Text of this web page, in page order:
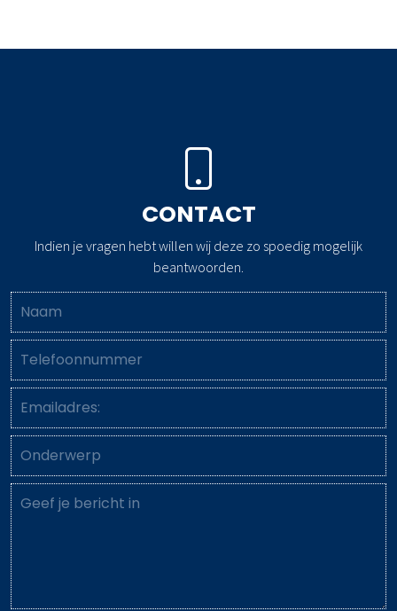
CONTACT
Indien je vragen hebt willen wij deze zo spoedig mogelijk
beantwoorden.